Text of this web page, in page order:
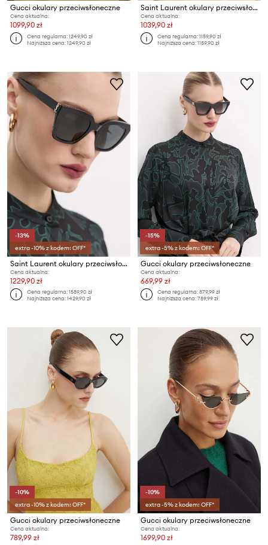
Gucci okulary przeciwsłoneczne
Cena aktualna:
1099,90 zł
Cena regularna:1249,90 zł
Najniższa cena:1249,90 zł
Saint Laurent okulary przeciwsłoneczne MICA THIN
Cena aktualna:
1039,90 zł
Cena regularna:1159,90 zł
Najniższa cena:1159,90 zł
-13%
extra -10% z kodem: OFF*
Saint Laurent okulary przeciwsłoneczne
Cena aktualna:
1229,90 zł
Cena regularna:1589,90 zł
Najniższa cena:1429,90 zł
-15%
extra -5% z kodem: OFF*
Gucci okulary przeciwsłoneczne
Cena aktualna:
669,99 zł
Cena regularna:879,99 zł
Najniższa cena:789,99 zł
-10%
extra -10% z kodem: OFF*
Gucci okulary przeciwsłoneczne
Cena aktualna:
789,99 zł
-10%
extra -5% z kodem: OFF*
Gucci okulary przeciwsłoneczne
Cena aktualna:
1699,90 zł